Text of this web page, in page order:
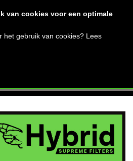
van cookies voor een optimale
het gebruik van cookies? Lees